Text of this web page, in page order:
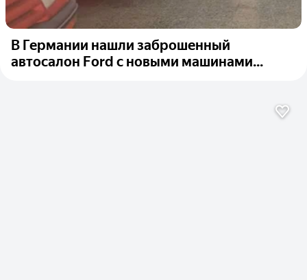
В Германии нашли заброшенный
автосалон Ford с новыми машинами...